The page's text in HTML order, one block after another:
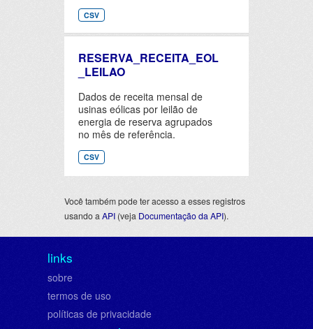
CSV
RESERVA_RECEITA_EOL
_LEILAO
Dados de receita mensal de
usinas eólicas por leilão de
energia de reserva agrupados
no mês de referência.
CSV
Você também pode ter acesso a esses registros
usando a API (veja Documentação da API).
links
sobre
termos de uso
políticas de privacidade